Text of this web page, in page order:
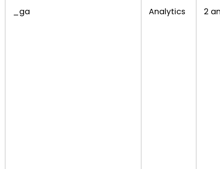
_ga Analytics 2